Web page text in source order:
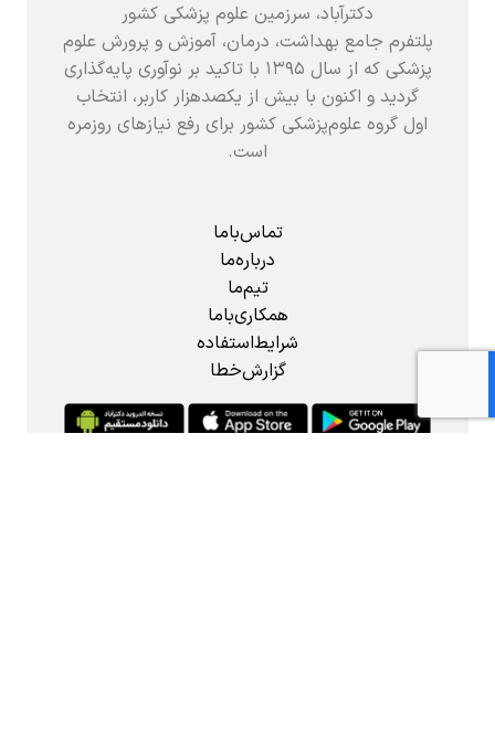
دکترآباد، سرزمین علوم پزشکی کشور
پلتفرم جامع بهداشت، درمان، آموزش و پرورش علوم
پزشکی که از سال ۱۳۹۵ با تاکید بر نوآوری پایه‌گذاری
گردید و اکنون با بیش از یکصدهزار کاربر، انتخاب
اول گروه علوم‌پزشکی کشور برای رفع نیازهای روزمره
است.
تماس‌باما
درباره‌ما
تیم‌ما
همکاری‌باما
شرایط‌استفاده
گزارش‌خطا